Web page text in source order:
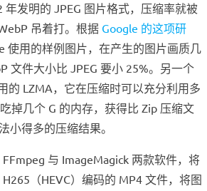
年发明的 JPEG 图片格式，压缩率就被
吊着打。根据 Google 的这项研
使用的样例图片，在产生的图片画质几
文件大小比 JPEG 要小 25%。另一个
的 LZMA，它在压缩时可以充分利用多
掉几个 G 的内存，获得比 Zip 压缩文
小得多的压缩结果。
与 ImageMagick 两款软件，将
（HEVC）编码的 MP4 文件，将图